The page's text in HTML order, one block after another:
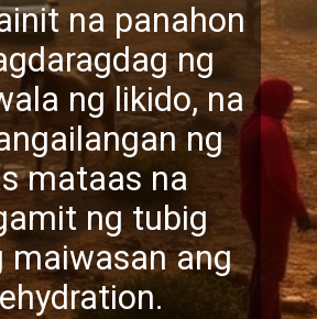
na panahon
ng
ng likido, na
ng
mataas na
ng tubig
maiwasan ang